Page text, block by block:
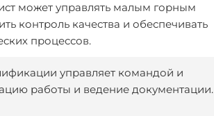
может управлять малым горным
контроль качества и обеспечивать
процессов.
управляет командой и
работы и ведение документации.